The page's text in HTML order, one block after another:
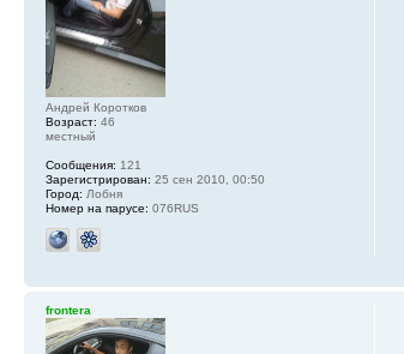
Андрей Коротков
Возраст: 46
местный
Сообщения: 121
Зарегистрирован: 25 сен 2010, 00:50
Город: Лобня
Номер на парусе: 076RUS
frontera